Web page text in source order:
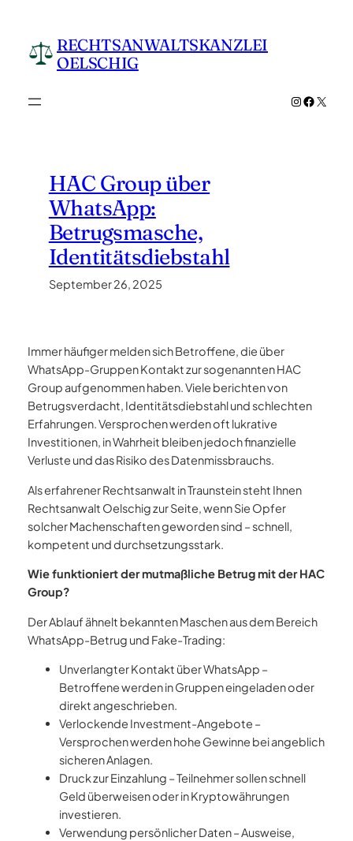
springen RECHTSANWALTSKANZLEI
OELSCHIG
Instagram
X
HAC Group über
WhatsApp:
Betrugsmasche,
Identitätsdiebstahl
September 26, 2025
Immer häufiger melden sich Betroffene, die über
WhatsApp-Gruppen Kontakt zur sogenannten HAC
Group aufgenommen haben. Viele berichten von
Betrugsverdacht, Identitätsdiebstahl und schlechten
Erfahrungen. Versprochen werden oft lukrative
Investitionen, in Wahrheit bleiben jedoch finanzielle
Verluste und das Risiko des Datenmissbrauchs.
Als erfahrener Rechtsanwalt in Traunstein steht Ihnen
Rechtsanwalt Oelschig zur Seite, wenn Sie Opfer
solcher Machenschaften geworden sind – schnell,
kompetent und durchsetzungsstark.
Wie funktioniert der mutmaßliche Betrug mit der HAC
Group?
Der Ablauf ähnelt bekannten Maschen aus dem Bereich
WhatsApp-Betrug und Fake-Trading:
Unverlangter Kontakt über WhatsApp –
Betroffene werden in Gruppen eingeladen oder
direkt angeschrieben.
Verlockende Investment-Angebote –
Versprochen werden hohe Gewinne bei angeblich
sicheren Anlagen.
Druck zur Einzahlung – Teilnehmer sollen schnell
Geld überweisen oder in Kryptowährungen
investieren.
Verwendung persönlicher Daten – Ausweise,